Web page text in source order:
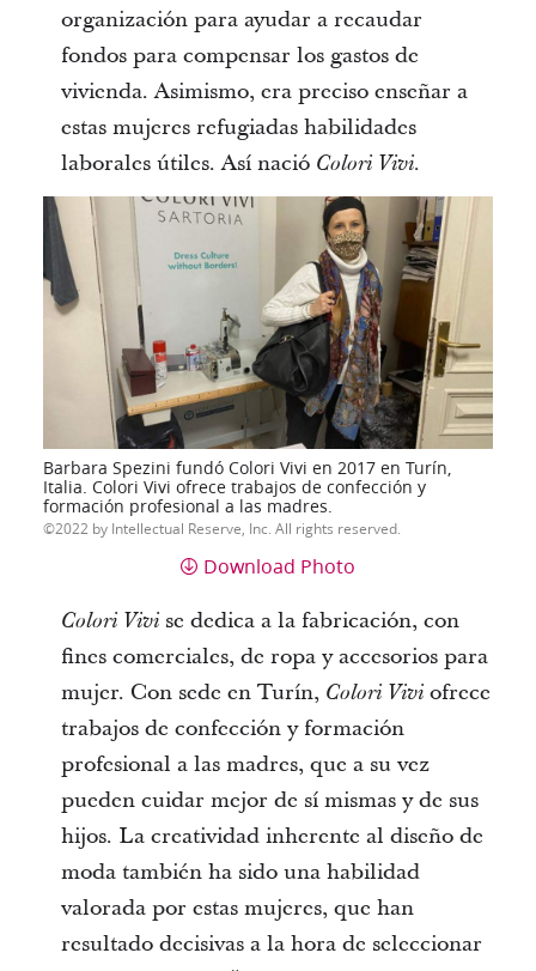
organización para ayudar a recaudar
fondos para compensar los gastos de
vivienda. Asimismo, era preciso enseñar a
estas mujeres refugiadas habilidades
laborales útiles. Así nació Colori Vivi.
Barbara Spezini fundó Colori Vivi en 2017 en Turín,
Italia. Colori Vivi ofrece trabajos de confección y
formación profesional a las madres.
2022 by Intellectual Reserve, Inc. All rights reserved.
Download Photo
Colori Vivise dedica a la fabricación, con
fines comerciales, de ropa y accesorios para
mujer. Con sede en Turín, Colori Viviofrece
trabajos de confección y formación
profesional a las madres, que a su vez
pueden cuidar mejor de sí mismas y de sus
hijos. La creatividad inherente al diseño de
moda también ha sido una habilidad
valorada por estas mujeres, que han
resultado decisivas a la hora de seleccionar